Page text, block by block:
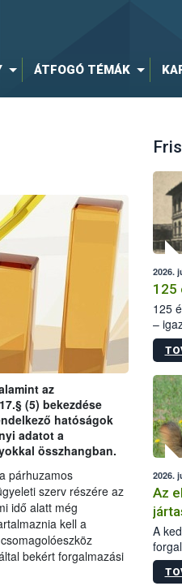
ÁTFOGÓ TÉMÁK
az
(5) bekezdése
hatóságok
adatot a
összhangban.
párhuzamos
szerv részére az
idő alatt még
kell a
bekért forgalmazási
2026.
125
125
–
15.
2026.
Az
A